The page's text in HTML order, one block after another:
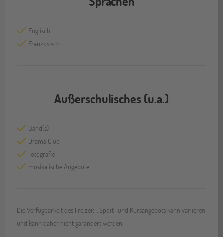
Englisch
Französisch
Außerschulisches (u.a.)
Band(s)
Drama Club
Fotografie
musikalische Angebote
Die Verfügbarkeit des Freizeit-, Sport- und Kursangebots kann variieren
und kann daher nicht garantiert werden.